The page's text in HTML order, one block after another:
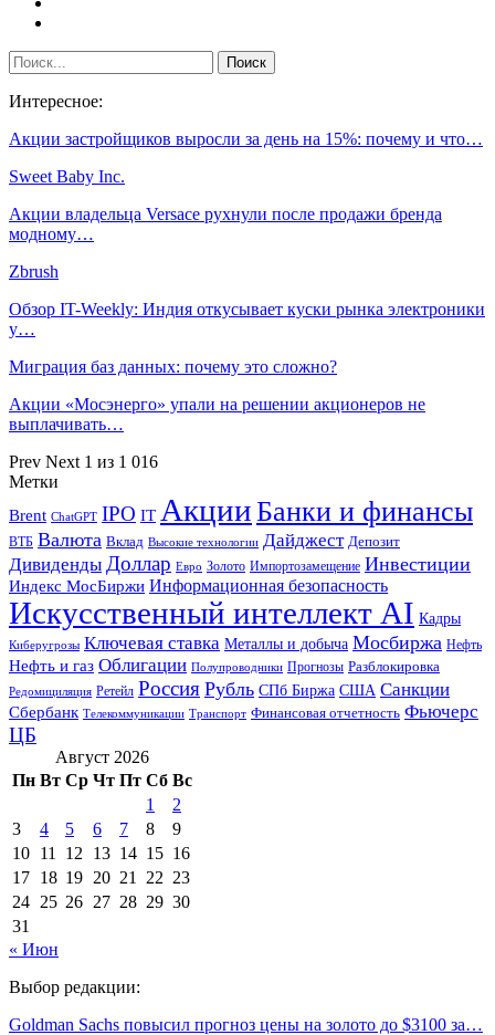
Интересное:
Акции застройщиков выросли за день на 15%: почему и что…
Sweet Baby Inc.
Акции владельца Versace рухнули после продажи бренда
модному…
Zbrush
Обзор IT-Weekly: Индия откусывает куски рынка электроники
у…
Миграция баз данных: почему это сложно?
Акции «Мосэнерго» упали на решении акционеров не
выплачивать…
Prev Next 1 из 1 016
Метки
Brent ChatGPT IPO IT АкцииБанки и финансы
ВТБ Валюта Вклад Высокие технологии Дайджест Депозит
Дивиденды Доллар Евро Золото Импортозамещение Инвестиции
Индекс МосБиржи Информационная безопасность
Искусственный интеллект AI Кадры
Киберугрозы Ключевая ставка Металлы и добыча Мосбиржа Нефть
Нефть и газ Облигации Полупроводники Прогнозы Разблокировка
Редомициляция Ретейл Россия Рубль СПб Биржа США Санкции
Сбербанк Телекоммуникации Транспорт Финансовая отчетность Фьючерс
ЦБ
Август 2026
Пн Вт Ср Чт Пт Сб Вс
1
2
3
4 5 6 7 8
9
10 11 12 13 14 15 16
17 18 19 20 21 22 23
24 25 26 27 28 29 30
31
« Июн
Выбор редакции:
Goldman Sachs повысил прогноз цены на золото до $3100 за…